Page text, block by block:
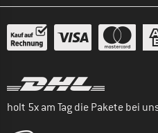
holt 5x am Tag die Pakete bei